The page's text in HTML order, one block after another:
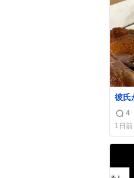
彼氏
想
嬉しい
返
信
数
4
1日前